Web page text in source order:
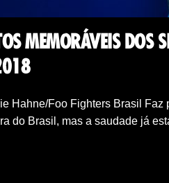
MEMORÁVEIS DOS
Hahne/Foo Fighters Brasil
do Brasil, mas a saudade já